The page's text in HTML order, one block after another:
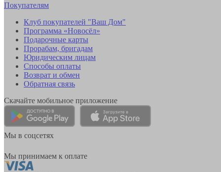
Покупателям
Клуб покупателей "Ваш Дом"
Программа «Новосёл»
Подарочные карты
Прорабам, бригадам
Юридическим лицам
Способы оплаты
Возврат и обмен
Обратная связь
Скачайте мобильное приложение
Мы в соцсетях
Мы принимаем к оплате